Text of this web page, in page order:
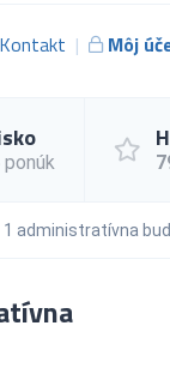
Kontakt Môj
ponúk
1 administratívna